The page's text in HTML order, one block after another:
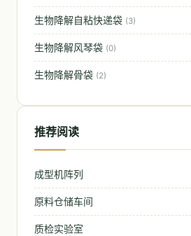
生物降解自粘快递袋 (3)
生物降解风琴袋 (0)
生物降解骨袋 (2)
推荐阅读
成型机阵列
原料仓储车间
质检实验室